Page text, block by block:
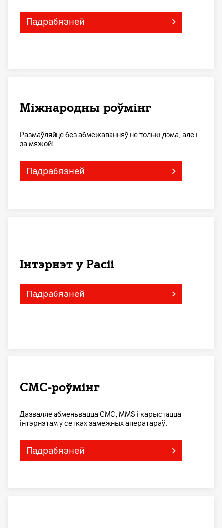
Падрабязней
Міжнародны роўмінг
Размаўляйце без абмежаванняў не толькі дома, але і
за мяжой!
Падрабязней
Інтэрнэт у Расіі
Падрабязней
СМС-роўмінг
Дазваляе абменьвацца СМС, MMS і карыстацца
інтэрнэтам у сетках замежных аператараў.
Падрабязней